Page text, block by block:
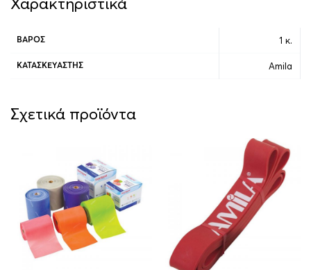
ΒΆΡΟΣ 1 κ.
ΚΑΤΑΣΚΕΥΑΣΤΉΣ Amila
Σχετικά προϊόντα